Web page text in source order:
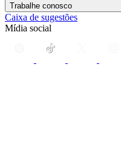
Trabalhe conosco
Caixa de sugestões
Mídia social